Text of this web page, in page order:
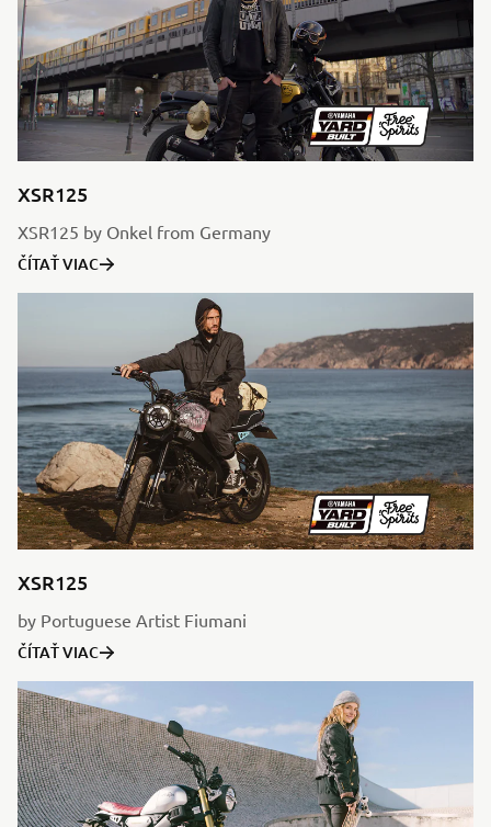
XSR125
XSR125 by Onkel from Germany
ČÍTAŤ VIAC
XSR125
by Portuguese Artist Fiumani
ČÍTAŤ VIAC